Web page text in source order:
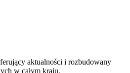
aktualności i rozbudowany
w całym kraju.